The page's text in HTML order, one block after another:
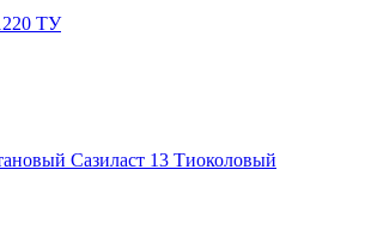
ТУ
Сазиласт 13 Тиоколовый